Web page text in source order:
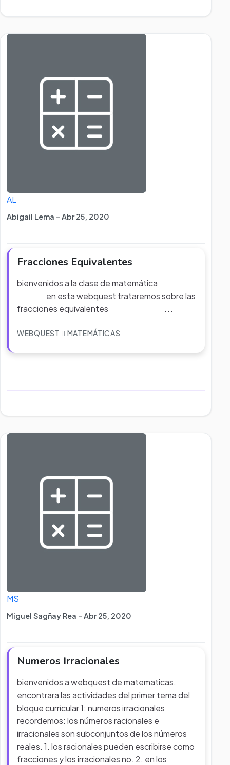
AL
Abigail Lema - Abr 25, 2020
Fracciones Equivalentes
bienvenidos a la clase de matemática
en esta webquest trataremos sobre las
fracciones equivalentes ...
WEBQUEST MATEMÁTICAS
MS
Miguel Sagñay Rea - Abr 25, 2020
Numeros Irracionales
bienvenidos a webquest de matematicas.
encontrara las actividades del primer tema del
bloque curricular 1: numeros irracionales
recordemos: los números racionales e
irracionales son subconjuntos de los números
reales. 1. los racionales pueden escribirse como
fracciones y los irracionales no. 2. en los